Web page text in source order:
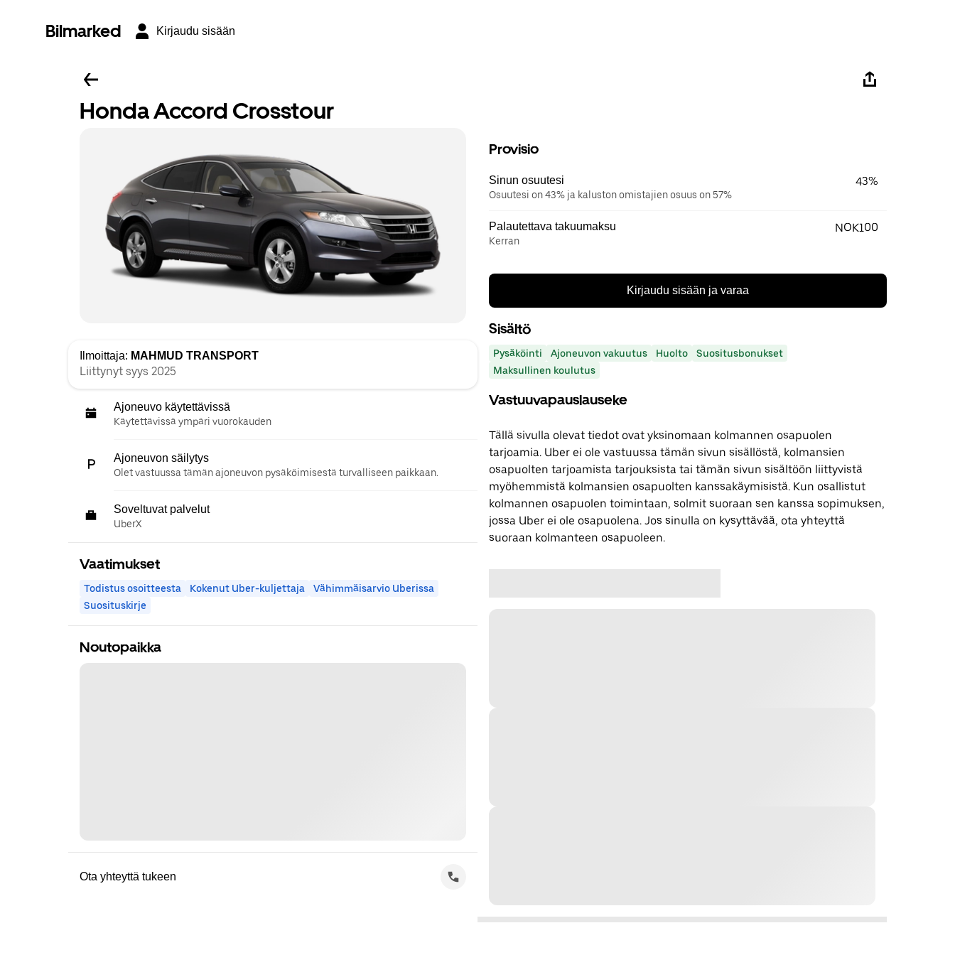
Bilmarked Kirjaudu sisään
Honda Accord Crosstour
Ilmoittaja: MAHMUD TRANSPORT
Liittynyt syys 2025
Ajoneuvo käytettävissä
Käytettävissä ympäri vuorokauden
Ajoneuvon säilytys
Olet vastuussa tämän ajoneuvon pysäköimisestä turvalliseen paikkaan.
Soveltuvat palvelut
UberX
Vaatimukset
Todistus osoitteesta Kokenut Uber-kuljettaja
Vähimmäisarvio Uberissa
Suosituskirje
Noutopaikka
Ota yhteyttä tukeen
Provisio
Sinun osuutesi
Osuutesi on 43% ja kaluston omistajien osuus on 57%
43%
Palautettava takuumaksu
Kerran
NOK100
Kirjaudu sisään ja varaa
Sisältö
Pysäköinti Ajoneuvon vakuutus Huolto
Suositusbonukset
Maksullinen koulutus
Vastuuvapauslauseke
Tällä sivulla olevat tiedot ovat yksinomaan kolmannen osapuolen
tarjoamia. Uber ei ole vastuussa tämän sivun sisällöstä, kolmansien
osapuolten tarjoamista tarjouksista tai tämän sivun sisältöön liittyvistä
myöhemmistä kolmansien osapuolten kanssakäymisistä. Kun osallistut
kolmannen osapuolen toimintaan, solmit suoraan sen kanssa sopimuksen,
jossa Uber ei ole osapuolena. Jos sinulla on kysyttävää, ota yhteyttä
suoraan kolmanteen osapuoleen.